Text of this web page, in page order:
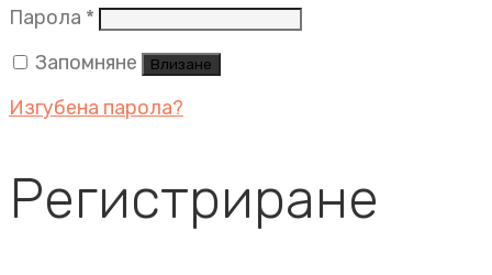
Парола * Задължително
Запомняне
Влизане
Изгубена парола?
Регистриране